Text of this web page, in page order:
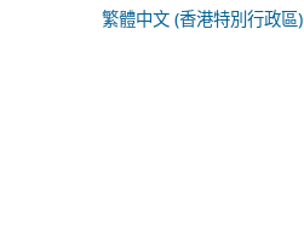
繁體中文 (香港特別行政區)